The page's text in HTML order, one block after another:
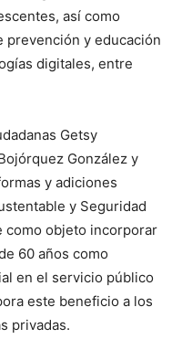
así como
prevención y educación
digitales, entre
Getsy
González y
y adiciones
y Seguridad
como objeto incorporar
60 años como
en el servicio público
este beneficio a los
privadas.